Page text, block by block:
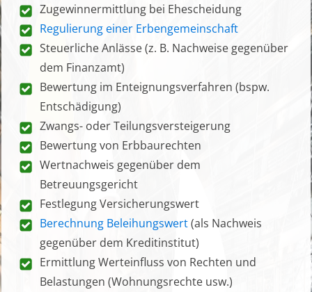
Zugewinnermittlung bei Ehescheidung
Regulierung einer Erbengemeinschaft
Steuerliche Anlässe (z. B. Nachweise gegenüber
dem Finanzamt)
Bewertung im Enteignungsverfahren (bspw.
Entschädigung)
Zwangs- oder Teilungsversteigerung
Bewertung von Erbbaurechten
Wertnachweis gegenüber dem
Betreuungsgericht
Festlegung Versicherungswert
Berechnung Beleihungswert(als Nachweis
gegenüber dem Kreditinstitut)
Ermittlung Werteinfluss von Rechten und
Belastungen (Wohnungsrechte usw.)